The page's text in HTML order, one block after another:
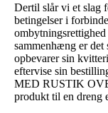
Dertil slår vi et slag
betingelser i
sammenhæng er det
opbevarer sin
eftervise sin
MED RUSTIK
produkt til en dreng